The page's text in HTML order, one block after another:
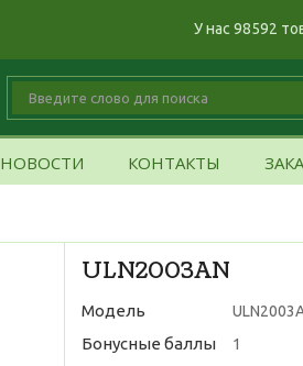
У нас 98592
НОВОСТИ КОНТАКТЫ
ULN2003AN
Модель
Бонусные баллы 1